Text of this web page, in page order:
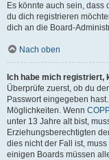
Es könnte auch sein, dass
du dich registrieren
dich an die Board-
Nach oben
Ich habe mich registriert,
Überprüfe zuerst, ob du
Passwort eingegeben
Möglichkeiten. Wenn
unter 13 Jahre alt bist,
Erziehungsberechtigten
dies nicht der Fall ist,
einigen Boards müssen